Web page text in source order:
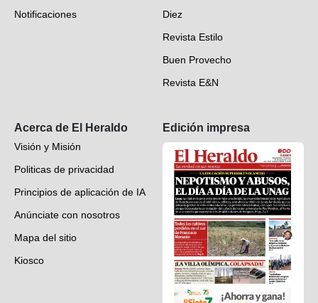
Videos
Notificaciones
Diez
Revista Estilo
Buen Provecho
Revista E&N
Acerca de El Heraldo
Visión y Misión
Politicas de privacidad
Principios de aplicación de IA
Anúnciate con nosotros
Mapa del sitio
Kiosco
Edición impresa